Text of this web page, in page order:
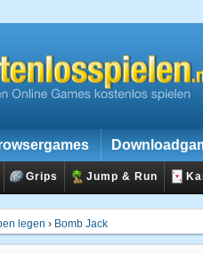
Grips Jump & Run
legen › Bomb Jack